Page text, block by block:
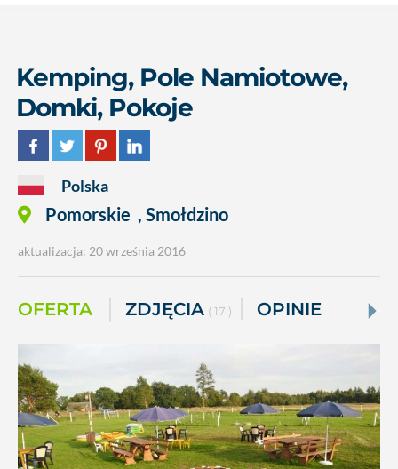
Kemping, Pole Namiotowe,
Domki, Pokoje
Polska
Pomorskie , Smołdzino
aktualizacja: 20 września 2016
OFERTA ZDJĘCIA ( 17 ) OPINIE